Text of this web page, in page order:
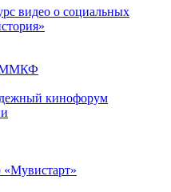
видео о социальных
ММКФ
кинофорум